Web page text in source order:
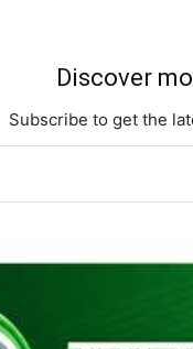
Discover
Subscribe to get the